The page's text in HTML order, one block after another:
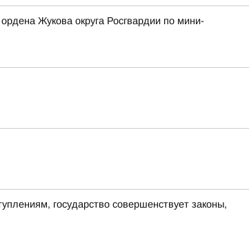
Жукова округа Росгвардии по мини-
государство совершенствует законы,